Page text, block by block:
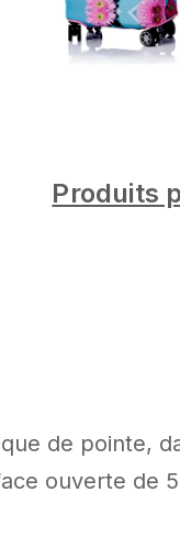
Produits
de pointe,
ouverte de